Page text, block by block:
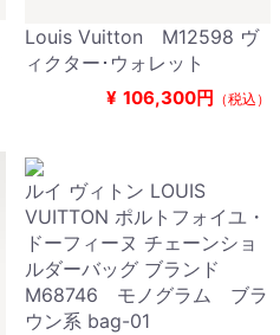
Louis Vuitton M12598 ヴ
ィクター･ウォレット
¥ 106,300円 （税込）
ルイ ヴィトン LOUIS
VUITTON ポルトフォイユ・
ドーフィーヌ チェーンショ
ルダーバッグ ブランド
M68746 モノグラム ブラ
ウン系 bag-01